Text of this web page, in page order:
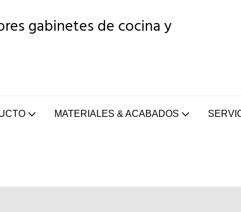
gabinetes de cocina y
MATERIALES & ACABADOS